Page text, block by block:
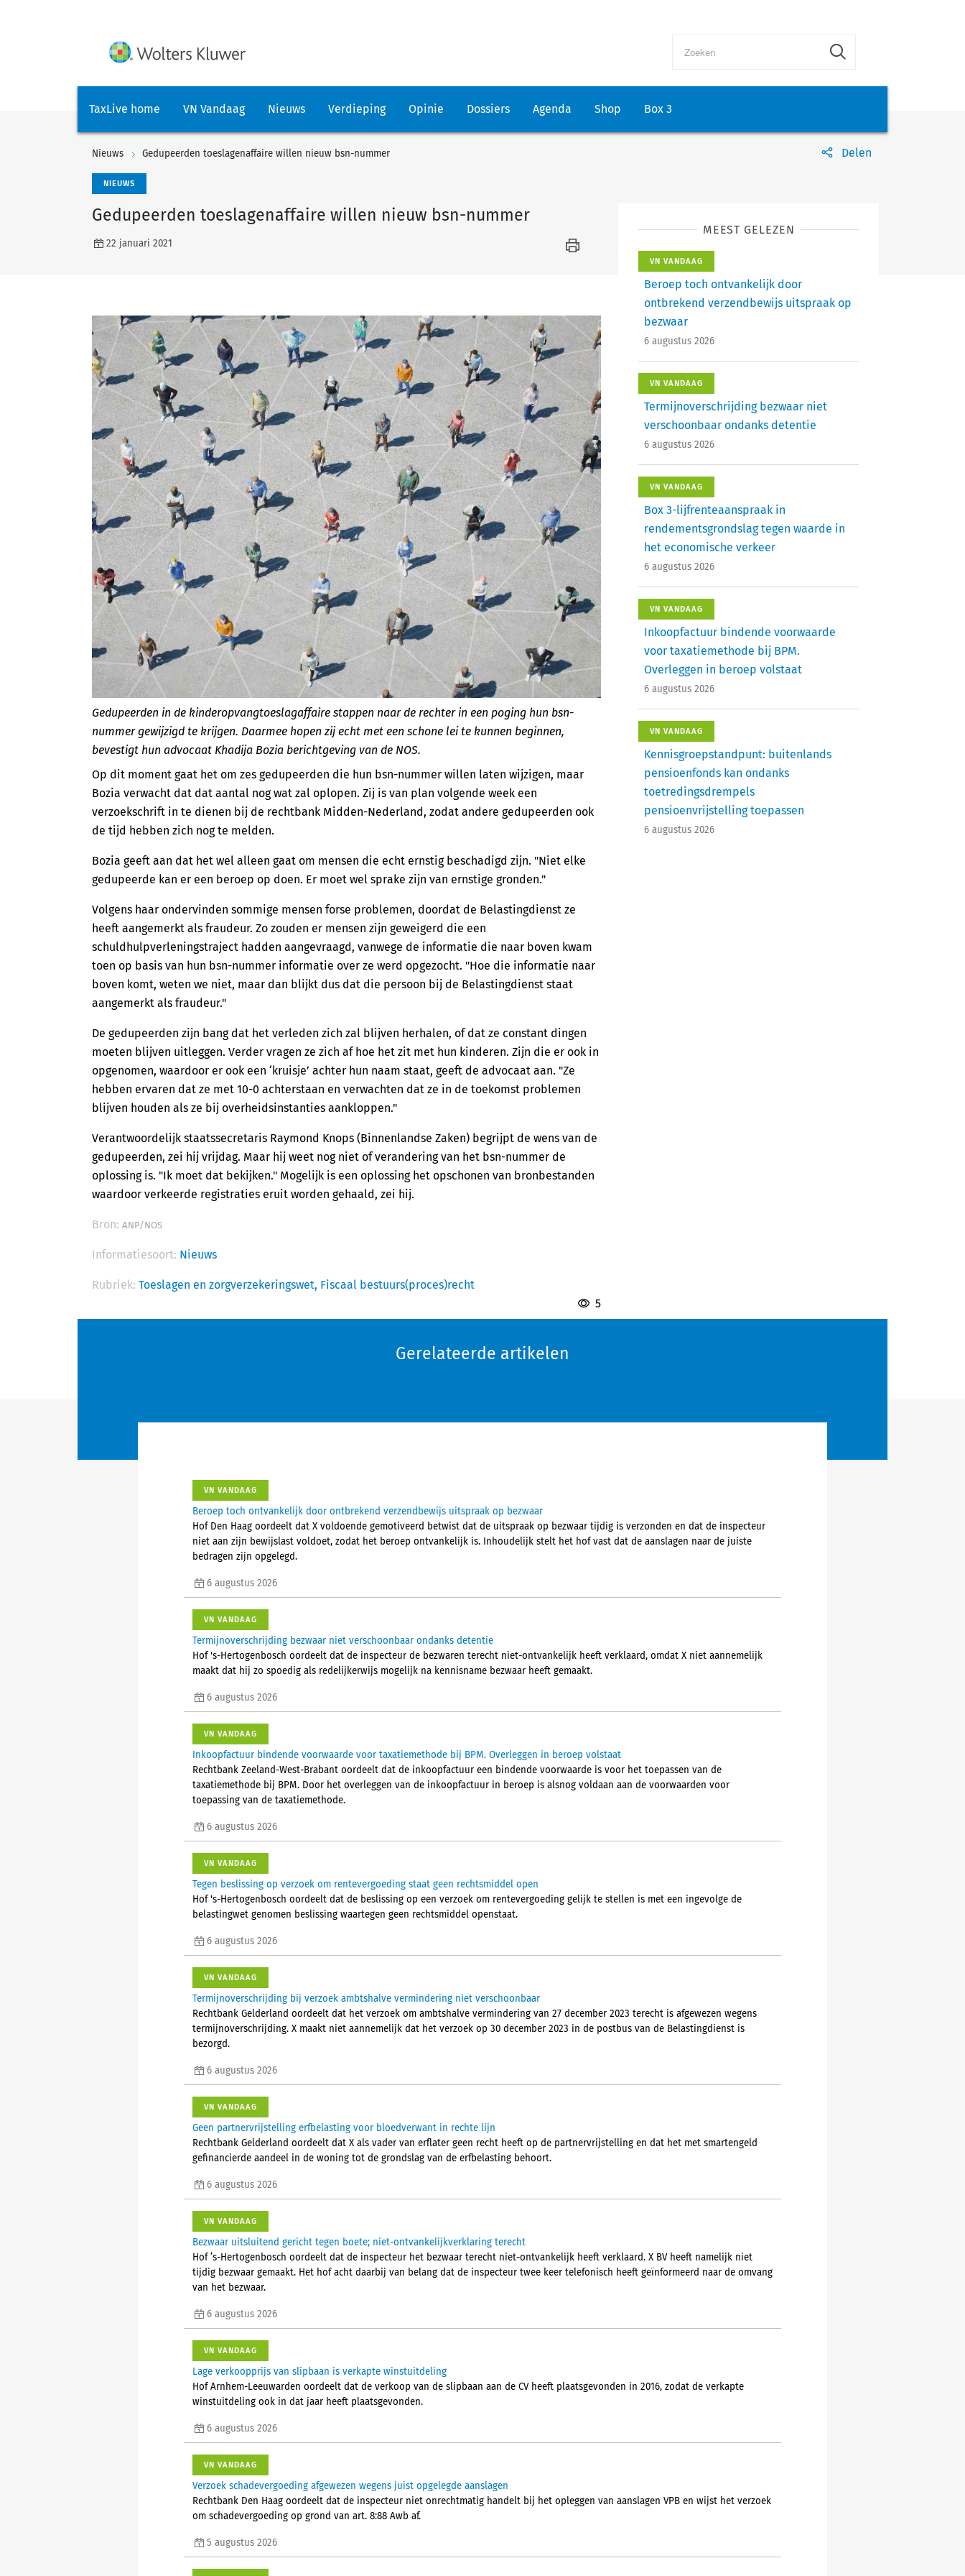
TaxLive home VN Vandaag Nieuws Verdieping Opinie Dossiers Agenda Shop Box 3
Nieuws Gedupeerden toeslagenaffaire willen nieuw bsn-nummer Delen
NIEUWS
Gedupeerden toeslagenaffaire willen nieuw bsn-nummer
22 januari 2021
Gedupeerden in de kinderopvangtoeslagaffaire stappen naar de rechter in een poging hun bsn-
nummer gewijzigd te krijgen. Daarmee hopen zij echt met een schone lei te kunnen beginnen,
bevestigt hun advocaat Khadija Bozia berichtgeving van de NOS.
Op dit moment gaat het om zes gedupeerden die hun bsn-nummer willen laten wijzigen, maar
Bozia verwacht dat dat aantal nog wat zal oplopen. Zij is van plan volgende week een
verzoekschrift in te dienen bij de rechtbank Midden-Nederland, zodat andere gedupeerden ook
de tijd hebben zich nog te melden.
Bozia geeft aan dat het wel alleen gaat om mensen die echt ernstig beschadigd zijn. "Niet elke
gedupeerde kan er een beroep op doen. Er moet wel sprake zijn van ernstige gronden."
Volgens haar ondervinden sommige mensen forse problemen, doordat de Belastingdienst ze
heeft aangemerkt als fraudeur. Zo zouden er mensen zijn geweigerd die een
schuldhulpverleningstraject hadden aangevraagd, vanwege de informatie die naar boven kwam
toen op basis van hun bsn-nummer informatie over ze werd opgezocht. "Hoe die informatie naar
boven komt, weten we niet, maar dan blijkt dus dat die persoon bij de Belastingdienst staat
aangemerkt als fraudeur."
De gedupeerden zijn bang dat het verleden zich zal blijven herhalen, of dat ze constant dingen
moeten blijven uitleggen. Verder vragen ze zich af hoe het zit met hun kinderen. Zijn die er ook in
opgenomen, waardoor er ook een ‘kruisje’ achter hun naam staat, geeft de advocaat aan. "Ze
hebben ervaren dat ze met 10-0 achterstaan en verwachten dat ze in de toekomst problemen
blijven houden als ze bij overheidsinstanties aankloppen."
Verantwoordelijk staatssecretaris Raymond Knops (Binnenlandse Zaken) begrijpt de wens van de
gedupeerden, zei hij vrijdag. Maar hij weet nog niet of verandering van het bsn-nummer de
oplossing is. "Ik moet dat bekijken." Mogelijk is een oplossing het opschonen van bronbestanden
waardoor verkeerde registraties eruit worden gehaald, zei hij.
Bron: ANP/NOS
Informatiesoort: Nieuws
Rubriek: Toeslagen en zorgverzekeringswet, Fiscaal bestuurs(proces)recht
5
MEEST GELEZEN
VN VANDAAG
Beroep toch ontvankelijk door
ontbrekend verzendbewijs uitspraak op
bezwaar
6 augustus 2026
VN VANDAAG
Termijnoverschrijding bezwaar niet
verschoonbaar ondanks detentie
6 augustus 2026
VN VANDAAG
Box 3-lijfrenteaanspraak in
rendementsgrondslag tegen waarde in
het economische verkeer
6 augustus 2026
VN VANDAAG
Inkoopfactuur bindende voorwaarde
voor taxatiemethode bij BPM.
Overleggen in beroep volstaat
6 augustus 2026
VN VANDAAG
Kennisgroepstandpunt: buitenlands
pensioenfonds kan ondanks
toetredingsdrempels
pensioenvrijstelling toepassen
6 augustus 2026
Gerelateerde artikelen
VN VANDAAG
Beroep toch ontvankelijk door ontbrekend verzendbewijs uitspraak op bezwaar
Hof Den Haag oordeelt dat X voldoende gemotiveerd betwist dat de uitspraak op bezwaar tijdig is verzonden en dat de inspecteur
niet aan zijn bewijslast voldoet, zodat het beroep ontvankelijk is. Inhoudelijk stelt het hof vast dat de aanslagen naar de juiste
bedragen zijn opgelegd.
6 augustus 2026
VN VANDAAG
Termijnoverschrijding bezwaar niet verschoonbaar ondanks detentie
Hof 's-Hertogenbosch oordeelt dat de inspecteur de bezwaren terecht niet-ontvankelijk heeft verklaard, omdat X niet aannemelijk
maakt dat hij zo spoedig als redelijkerwijs mogelijk na kennisname bezwaar heeft gemaakt.
6 augustus 2026
VN VANDAAG
Inkoopfactuur bindende voorwaarde voor taxatiemethode bij BPM. Overleggen in beroep volstaat
Rechtbank Zeeland-West-Brabant oordeelt dat de inkoopfactuur een bindende voorwaarde is voor het toepassen van de
taxatiemethode bij BPM. Door het overleggen van de inkoopfactuur in beroep is alsnog voldaan aan de voorwaarden voor
toepassing van de taxatiemethode.
6 augustus 2026
VN VANDAAG
Tegen beslissing op verzoek om rentevergoeding staat geen rechtsmiddel open
Hof 's-Hertogenbosch oordeelt dat de beslissing op een verzoek om rentevergoeding gelijk te stellen is met een ingevolge de
belastingwet genomen beslissing waartegen geen rechtsmiddel openstaat.
6 augustus 2026
VN VANDAAG
Termijnoverschrijding bij verzoek ambtshalve vermindering niet verschoonbaar
Rechtbank Gelderland oordeelt dat het verzoek om ambtshalve vermindering van 27 december 2023 terecht is afgewezen wegens
termijnoverschrijding. X maakt niet aannemelijk dat het verzoek op 30 december 2023 in de postbus van de Belastingdienst is
bezorgd.
6 augustus 2026
VN VANDAAG
Geen partnervrijstelling erfbelasting voor bloedverwant in rechte lijn
Rechtbank Gelderland oordeelt dat X als vader van erflater geen recht heeft op de partnervrijstelling en dat het met smartengeld
gefinancierde aandeel in de woning tot de grondslag van de erfbelasting behoort.
6 augustus 2026
VN VANDAAG
Bezwaar uitsluitend gericht tegen boete; niet-ontvankelijkverklaring terecht
Hof ’s-Hertogenbosch oordeelt dat de inspecteur het bezwaar terecht niet-ontvankelijk heeft verklaard. X BV heeft namelijk niet
tijdig bezwaar gemaakt. Het hof acht daarbij van belang dat de inspecteur twee keer telefonisch heeft geïnformeerd naar de omvang
van het bezwaar.
6 augustus 2026
VN VANDAAG
Lage verkoopprijs van slipbaan is verkapte winstuitdeling
Hof Arnhem-Leeuwarden oordeelt dat de verkoop van de slipbaan aan de CV heeft plaatsgevonden in 2016, zodat de verkapte
winstuitdeling ook in dat jaar heeft plaatsgevonden.
6 augustus 2026
VN VANDAAG
Verzoek schadevergoeding afgewezen wegens juist opgelegde aanslagen
Rechtbank Den Haag oordeelt dat de inspecteur niet onrechtmatig handelt bij het opleggen van aanslagen VPB en wijst het verzoek
om schadevergoeding op grond van art. 8:88 Awb af.
5 augustus 2026